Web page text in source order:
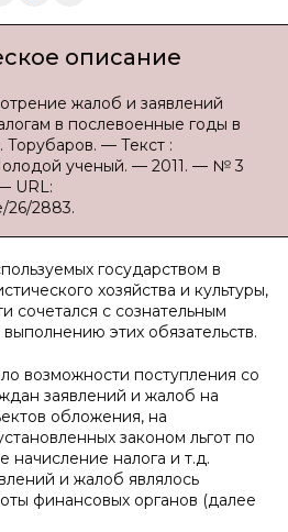
описание
жалоб и заявлений
в послевоенные годы в
— Текст :
ученый. — 2011. — № 3
URL:
26/2883.
государством в
хозяйства и культуры,
соче­тался с сознательным
этих обяза­тельств.
возможности поступления со
заявлений и жалоб на
обложения, на
законом льгот по
начисление налога и т.д.
и жалоб являлось
финансовых органов (далее